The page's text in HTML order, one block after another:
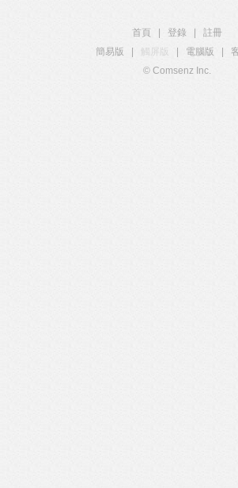
首頁 登錄
註冊
簡易版
觸屏版 電腦版
© Comsenz Inc.